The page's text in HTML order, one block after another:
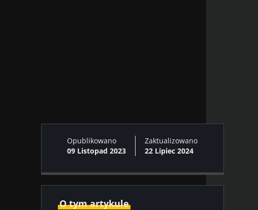
Opublikowano
09 Listopad 2023
Zaktualizowano
22 Lipiec 2024
O tym artykule